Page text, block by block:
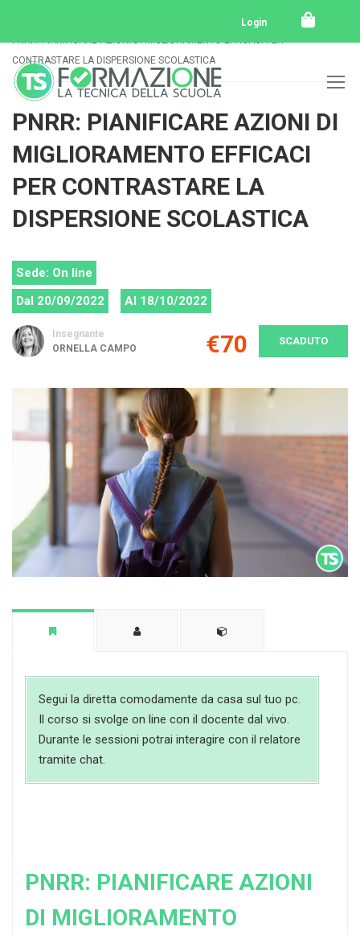
Login
PNRR: PIANIFICARE AZIONI DI MIGLIORAMENTO EFFICACI PER
CONTRASTARE LA DISPERSIONE SCOLASTICA
PNRR: PIANIFICARE AZIONI DI
MIGLIORAMENTO EFFICACI
PER CONTRASTARE LA
DISPERSIONE SCOLASTICA
Sede: On line
Dal 20/09/2022
Al 18/10/2022
Insegnante
ORNELLA CAMPO
€70 SCADUTO
Segui la diretta comodamente da casa sul tuo pc.
Il corso si svolge on line con il docente dal vivo.
Durante le sessioni potrai interagire con il relatore
tramite chat.
PNRR: PIANIFICARE AZIONI
DI MIGLIORAMENTO